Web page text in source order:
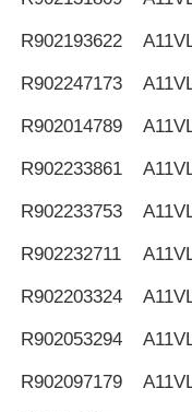
R902193622
R902247173
R902014789
R902233861
R902233753
R902232711
R902203324
R902053294
R902097179